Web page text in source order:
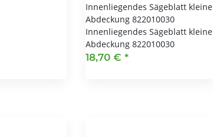
Innenliegendes Sägeblatt kleine
Abdeckung 822010030
Innenliegendes Sägeblatt kleine
Abdeckung 822010030
18,70 € *